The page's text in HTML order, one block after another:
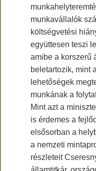
munkavállalók
költségvetési
együttesen teszi
amibe a korszerű
beletartozik, mint
lehetőségek
munkának a
Mint azt a
is érdemes a
elsősorban a
a nemzeti
részleteit